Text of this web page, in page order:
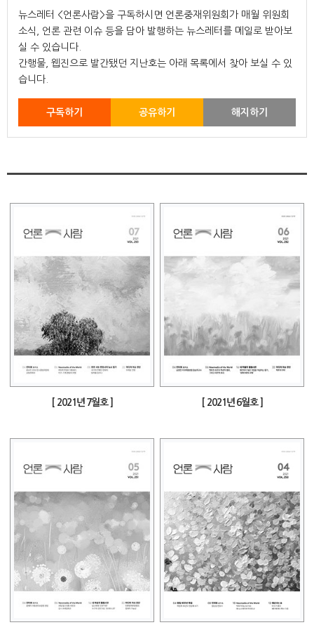
뉴스레터 <언론사람>을 구독하시면 언론중재위원회가 매월 위원회
소식, 언론 관련 이슈 등을 담아 발행하는 뉴스레터를 메일로 받아보
실 수 있습니다.
간행물, 웹진으로 발간됐던 지난호는 아래 목록에서 찾아 보실 수 있
습니다.
구독하기 공유하기 해지하기
[ 2021년 7월호 ] [ 2021년 6월호 ]